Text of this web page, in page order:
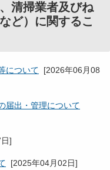
清掃業者及びね
ど）に関するこ
について [2026年06月08
届出・管理について
]
[2025年04月02日]